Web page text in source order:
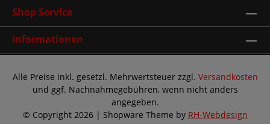
Shop Service
Informationen
Alle Preise inkl. gesetzl. Mehrwertsteuer zzgl. Versandkosten
und ggf. Nachnahmegebühren, wenn nicht anders
angegeben.
© Copyright 2026 | Shopware Theme by RH-Webdesign